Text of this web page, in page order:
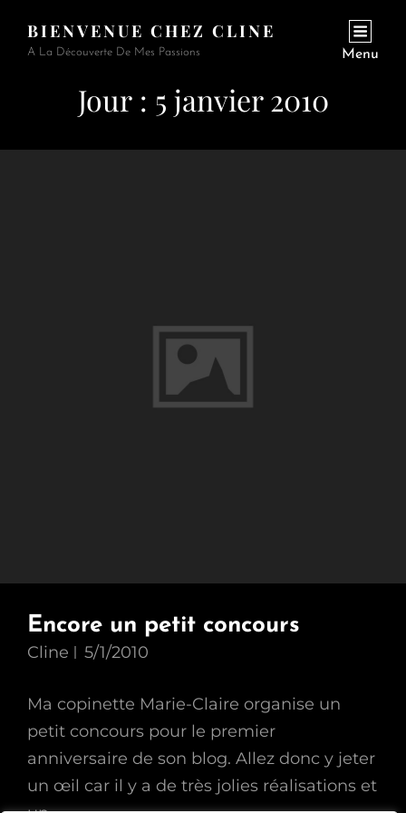
BIENVENUE CHEZ CLINE
A La Découverte De Mes Passions Menu
Jour : 5 janvier 2010
Encore un petit concours
Cline 5/1/2010
Ma copinette Marie-Claire organise un
petit concours pour le premier
anniversaire de son blog. Allez donc y jeter
un œil car il y a de très jolies réalisations et